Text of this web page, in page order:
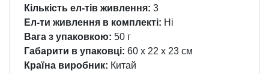
Кількість ел-тів живлення: 3
Ел-ти живлення в комплекті: Ні
Вага з упаковкою: 50 г
Габарити в упаковці: 60 x 22 x 23 см
Країна виробник: Китай